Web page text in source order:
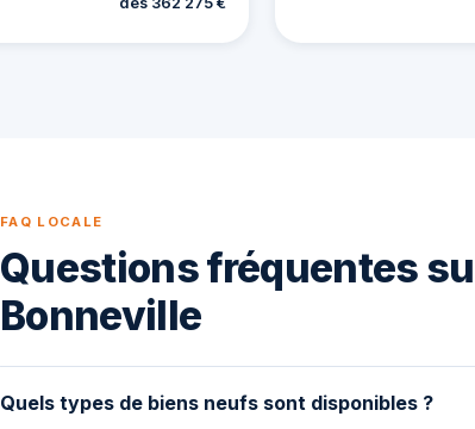
FAQ LOCALE
Questions fréquentes
Bonneville
Quels types de biens neufs sont disponibles ?